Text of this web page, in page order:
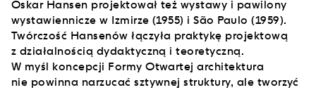
Oskar Hansen projektował też wystawy i pawilony
wystawiennicze w Izmirze (1955) i São Paulo (1959).
Twórczość Hansenów łączyła praktykę projektową
z działalnością dydaktyczną i teoretyczną.
W myśl koncepcji Formy Otwartej architektura
nie powinna narzucać sztywnej struktury, ale tworzyć